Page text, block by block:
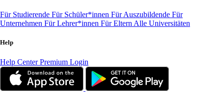
Für Studierende Für Schüler*innen Für Auszubildende Für
Unternehmen Für Lehrer*innen Für Eltern Alle Universitäten
Help
Help CenterPremium Login